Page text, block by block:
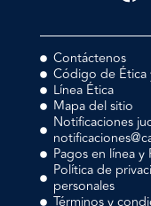
Contáctenos
Código de Ética
Línea Ética
Mapa del sitio
Notificaciones
Pagos en línea y
Política de
personales
Términos y